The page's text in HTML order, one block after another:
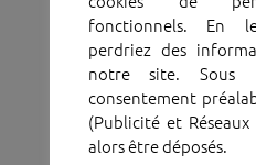
fonctionnels. En
perdriez des
notre site. Sous
consentement
(Publicité et
alors être déposés.